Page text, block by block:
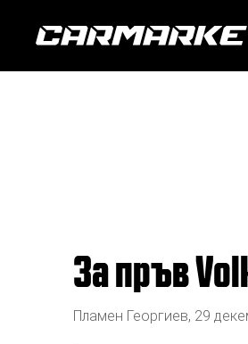
За пръв
Пламен Георгиев, 29